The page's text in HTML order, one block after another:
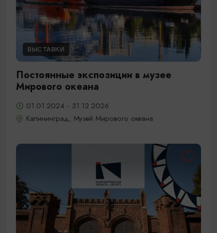
ВЫСТАВКИ
Постоянные экспозиции в музее
Мирового океана
01.01.2024 - 31.12.2026
Калининград, Музей Мирового океана